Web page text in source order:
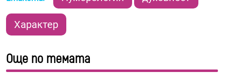
Характер
Още по темата